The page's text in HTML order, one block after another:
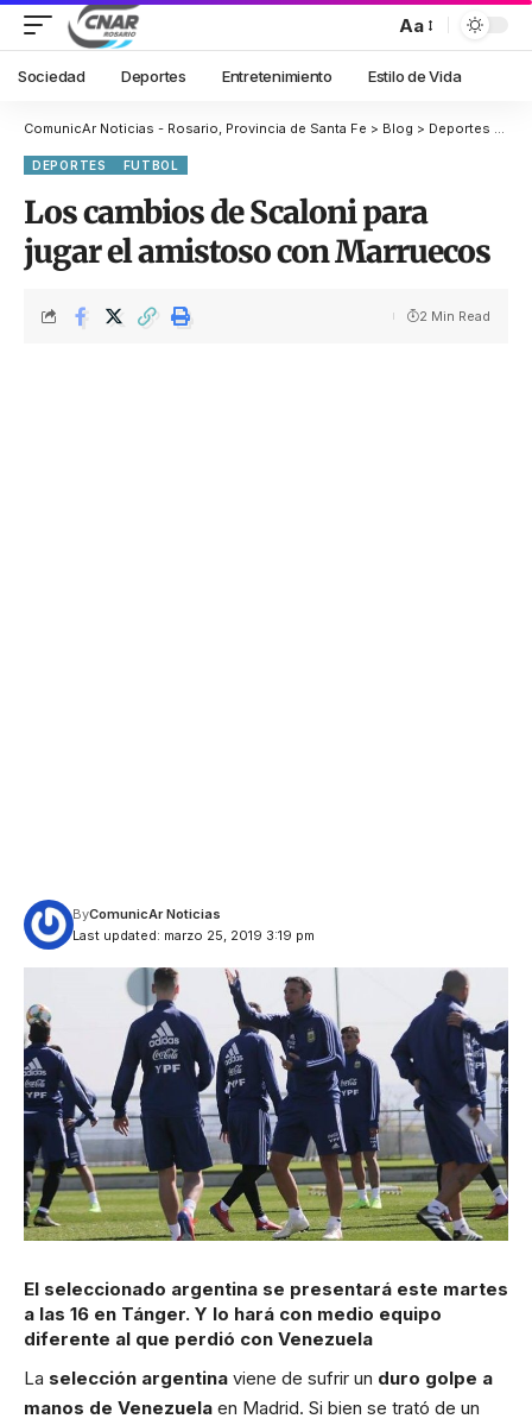
Aa
Sociedad Deportes Entretenimiento Estilo de Vida
ComunicAr Noticias - Rosario, Provincia de Santa Fe > Blog > Deportes
DEPORTES FUTBOL
Los cambios de Scaloni para
jugar el amistoso con Marruecos
Last updated: marzo 25, 2019 3:19 pm
ByComunicAr Noticias
2 Min Read
El seleccionado argentina se presentará este martes
a las 16 en Tánger. Y lo hará con medio equipo
diferente al que perdió con Venezuela
La selección argentina viene de sufrir un duro golpe a
manos de Venezuela en Madrid. Si bien se trató de un